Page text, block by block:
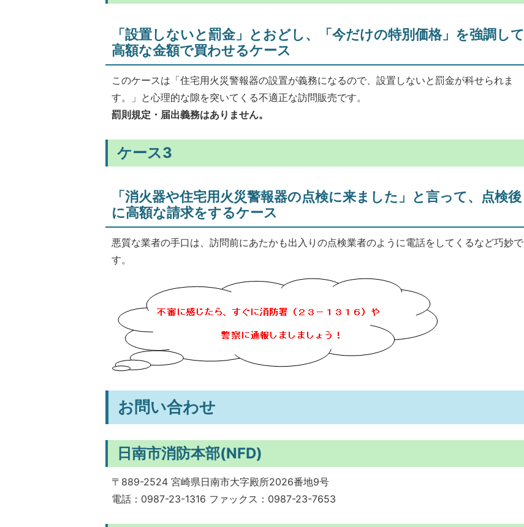
「設置しないと罰金」とおどし、「今だけの特別価格」を強調して
高額な金額で買わせるケース
このケースは「住宅用火災警報器の設置が義務になるので、設置しないと罰金が科せられま
す。」と心理的な隙を突いてくる不適正な訪問販売です。
罰則規定・届出義務はありません。
ケース3
「消火器や住宅用火災警報器の点検に来ました」と言って、点検後
に高額な請求をするケース
悪質な業者の手口は、訪問前にあたかも出入りの点検業者のように電話をしてくるなど巧妙で
す。
お問い合わせ
日南市消防本部(NFD)
〒889-2524 宮崎県日南市大字殿所2026番地9号
電話：0987-23-1316 ファックス：0987-23-7653